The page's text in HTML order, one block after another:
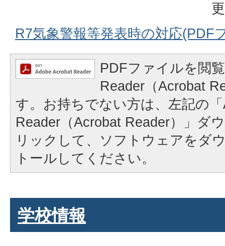
R7気象警報等発表時の対応(PDF
PDFファイルを閲
Reader（Acrobat
す。お持ちでない方は、左記の
Reader（Acrobat Reader）」ダ
リックして、ソフトウェアをダ
トールしてください。
学校情報